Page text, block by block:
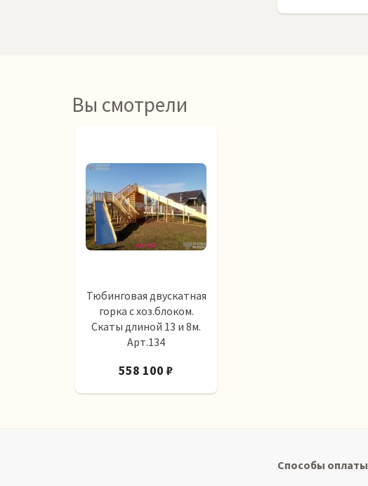
Вы смотрели
Тюбинговая двускатная
горка с хоз.блоком.
Скаты длиной 13 и 8м.
Арт.134
558 100 ₽
Способы оплаты